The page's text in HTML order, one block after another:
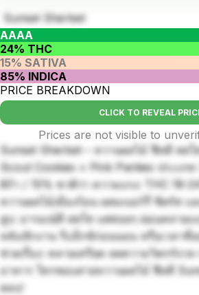
Sunset Sherbet
AAAA
24% THC
15% SATIVA
85% INDICA
PRICE BREAKDOWN
CLICK TO REVEAL
Prices are not visible to
Sunset Sherbet – หวานผลไม้ ฟีลดี สด
Scout Cookies × Pink Panties ประเภ
ดิก้า / 15% ซาติว่า ความแรง: THC 18-
หวานผลไม้เมืองร้อน ผสมเบอร์รี่ ซิตรัส แ
สูบ: อารมณ์ดี สดใส แต่ค่อยๆ ผ่อนคลายแ
หลังเลิกงาน รีแล็กซ์ก่อนนอน หรือเวลาที่
ช่วยเรื่อง: คลายเครียด ลดความวิตกกังว
อาหาร ใครชอบสายหวานผลไม้ ฟีลดี
ตอบ!